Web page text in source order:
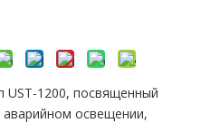
1200, посвященный
освещении,